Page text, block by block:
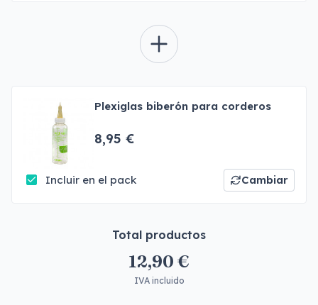
Plexiglas biberón para corderos
8,95 €
Incluir en el pack Cambiar
Total productos
12,90 €
IVA incluido